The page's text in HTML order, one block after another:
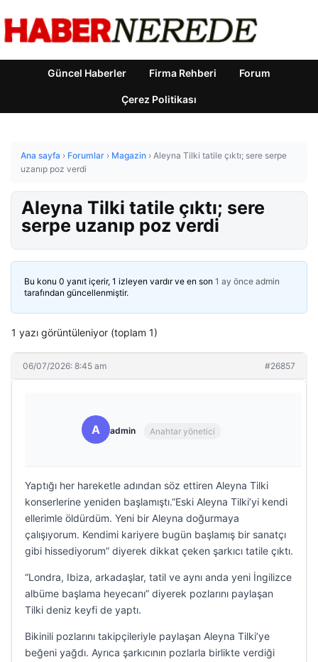
Güncel Haberler Firma Rehberi Forum
Çerez Politikası
Ana sayfa › Forumlar › Magazin › Aleyna Tilki tatile çıktı; sere serpe
uzanıp poz verdi
Aleyna Tilki tatile çıktı; sere
serpe uzanıp poz verdi
Bu konu 0 yanıt içerir, 1 izleyen vardır ve en son 1 ay önce admin
tarafından güncellenmiştir.
1 yazı görüntüleniyor (toplam 1)
06/07/2026: 8:45 am #26857
A admin Anahtar yönetici
Yaptığı her hareketle adından söz ettiren Aleyna Tilki
konserlerine yeniden başlamıştı.”Eski Aleyna Tilki’yi kendi
ellerimle öldürdüm. Yeni bir Aleyna doğurmaya
çalışıyorum. Kendimi kariyere bugün başlamış bir sanatçı
gibi hissediyorum” diyerek dikkat çeken şarkıcı tatile çıktı.
“Londra, Ibiza, arkadaşlar, tatil ve aynı anda yeni İngilizce
albüme başlama heyecanı” diyerek pozlarını paylaşan
Tilki deniz keyfi de yaptı.
Bikinili pozlarını takipçileriyle paylaşan Aleyna Tilki’ye
beğeni yağdı. Ayrıca şarkıcının pozlarla birlikte verdiği